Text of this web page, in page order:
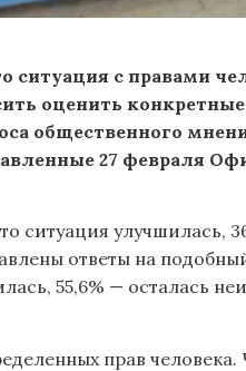
ситуация с правами
оценить
общественного
27 февраля
ситуация улучшилась,
ответы на
55,6% — осталась
прав